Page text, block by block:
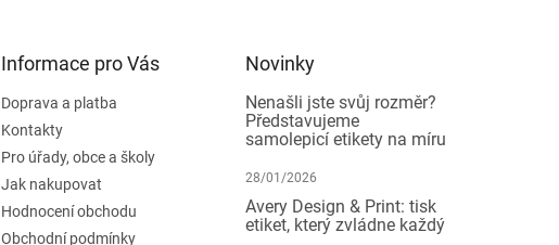
Informace pro Vás
Doprava a platba
Kontakty
Pro úřady, obce a školy
Jak nakupovat
Hodnocení obchodu
Obchodní podmínky
Novinky
Nenašli jste svůj rozměr?
Představujeme
samolepicí etikety na míru
28/01/2026
Avery Design & Print: tisk
etiket, který zvládne každý